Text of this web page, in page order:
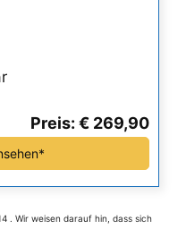
Preis: € 269,90
. Wir weisen darauf hin, dass sich